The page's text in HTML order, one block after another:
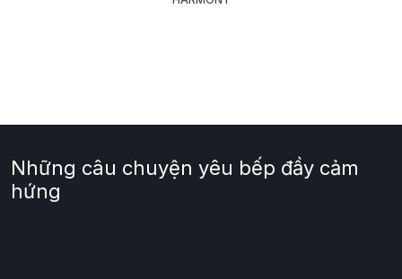
Những câu chuyện yêu bếp đầy cảm
hứng